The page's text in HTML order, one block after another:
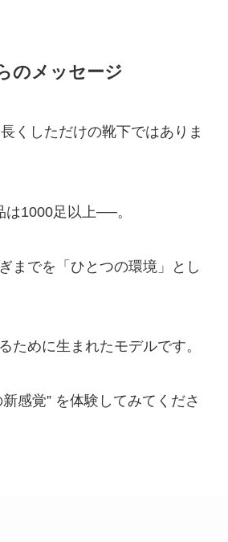
のメッセージ
くしただけの靴下ではありま
は1000足以上──。
までを「ひとつの環境」とし
ために生まれたモデルです。
感覚” を体験してみてくださ